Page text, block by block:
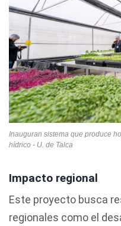
Inauguran sistema que produce
hídrico - U. de Talca
Impacto regional
Este proyecto busca
regionales como el